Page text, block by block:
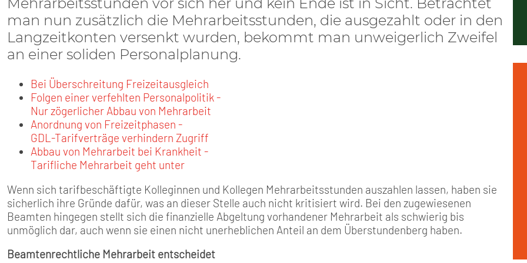
Positionen
Geschichte
Nord
Nord-Ost
GDL-Jugend Winter (Ski-
Satzung der GDL-Jugend
Arbeitskreis Seniorenpolitik
TARIF
Schichtarbeit
Job-Ticket (DB AG)
Erhöhung des Entgeltes -
Berufshaftpflicht
Berufsrechtsschutz
Freizeit- und
Versichertenberater
Werbemittel
MITGLIEDSCHAFT
Mitgliedsbeiträge
PRESSE
man nun zusätzlich die Mehrarbeitsstunden, die ausgezahlt oder in den
Langzeitkonten versenkt wurden, bekommt man unweigerlich Zweifel
an einer soliden Personalplanung.
Bei Überschreitung Freizeitausgleich
Folgen einer verfehlten Personalpolitik -
Nur zögerlicher Abbau von Mehrarbeit
Anordnung von Freizeitphasen -
GDL-Tarifverträge verhindern Zugriff
Abbau von Mehrarbeit bei Krankheit -
Tarifliche Mehrarbeit geht unter
Wenn sich tarifbeschäftigte Kolleginnen und Kollegen Mehrarbeitsstunden auszahlen lassen, haben sie
sicherlich ihre Gründe dafür, was an dieser Stelle auch nicht kritisiert wird. Bei den zugewiesenen
Beamten hingegen stellt sich die finanzielle Abgeltung vorhandener Mehrarbeit als schwierig bis
unmöglich dar, auch wenn sie einen nicht unerheblichen Anteil an dem Überstundenberg haben.
Beamtenrechtliche Mehrarbeit entscheidet